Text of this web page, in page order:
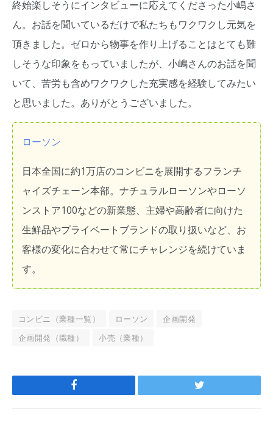
終始楽しそうにインタビューに応えてくださった小嶋さ
ん。お話を聞いているだけで私たちもワクワクし元気を
頂きました。ゼロから物事を作り上げることはとても難
しそうな印象をもっていましたが、小嶋さんのお話を聞
いて、苦労も含めワクワクした充実感を経験してみたい
と思いました。ありがとうございました。
ローソン
日本全国に約1万店のコンビニを展開するフランチ
ャイズチェーン本部。ナチュラルローソンやローソ
ンストア100などの新業態、主婦や高齢者に向けた
生鮮品やプライベートブランドの取り扱いなど、お
客様の変化に合わせて常にチャレンジを続けていま
す。
コンビニ（業種一覧） ローソン
企画開発
企画開発（職種）
小売（業種）
Facebook Twitter